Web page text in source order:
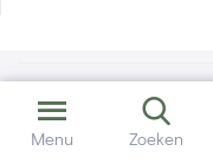
Menu Zoeken